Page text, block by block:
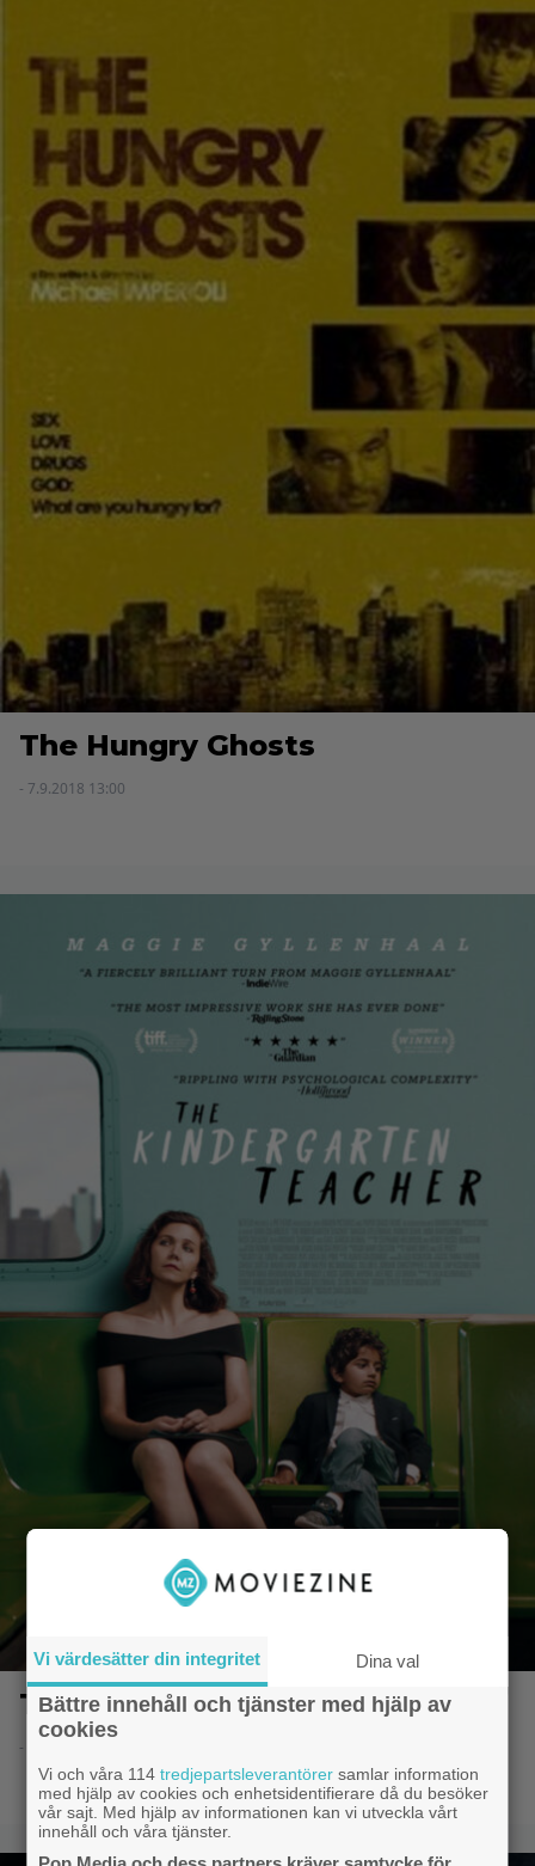
The Hungry Ghosts
- 7.9.2018 13:00
The Kindergarten Teacher
- 3.2.2018 09:58
Vi värdesätter din integritet Dina val
Bättre innehåll och tjänster med hjälp av
cookies
Vi och våra 114tredjepartsleverantörer samlar information
med hjälp av cookies och enhetsidentifierare då du besöker
vår sajt. Med hjälp av informationen kan vi utveckla vårt
innehåll och våra tjänster.